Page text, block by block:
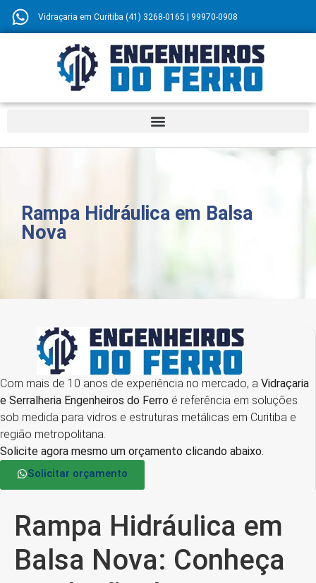
Vidraçaria em Curitiba (41) 3268-0165 | 99970-0908
Rampa Hidráulica em Balsa
Nova
Com mais de 10 anos de experiência no mercado, a Vidraçaria
e Serralheria Engenheiros do Ferro é referência em soluções
sob medida para vidros e estruturas metálicas em Curitiba e
região metropolitana.
Solicite agora mesmo um orçamento clicando abaixo.
Solicitar orçamento
Rampa Hidráulica em
Balsa Nova: Conheça